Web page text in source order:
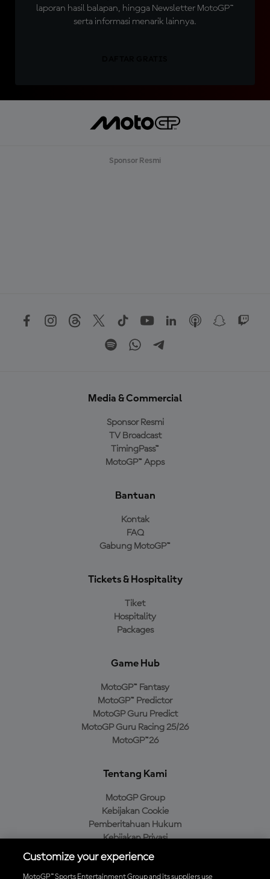
laporan hasil balapan, hingga Newsletter MotoGP™
serta informasi menarik lainnya.
Sponsor Resmi
Media & Commercial
Sponsor Resmi
TV Broadcast
TimingPass™
MotoGP™ Apps
Bantuan
Kontak
FAQ
Gabung MotoGP™
Tickets & Hospitality
Tiket
Hospitality
Packages
Game Hub
MotoGP™ Fantasy
MotoGP™ Predictor
MotoGP Guru Predict
MotoGP Guru Racing 25/26
MotoGP™26
Tentang Kami
MotoGP Group
Kebijakan Cookie
Pemberitahuan Hukum
Kebijakan Privasi
Kebijakan Pembelian
Customize your experience
MotoGP™ Sports Entertainment Group and its suppliers use